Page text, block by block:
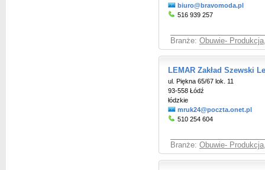
biuro@bravomoda.pl
516 939 257
Branże: Obuwie-
LEMAR Zakład Szewski
ul. Piękna 65/67 lok. 11
93-558 Łódź
łódzkie
mruk24@poczta.onet.pl
510 254 604
Branże: Obuwie-